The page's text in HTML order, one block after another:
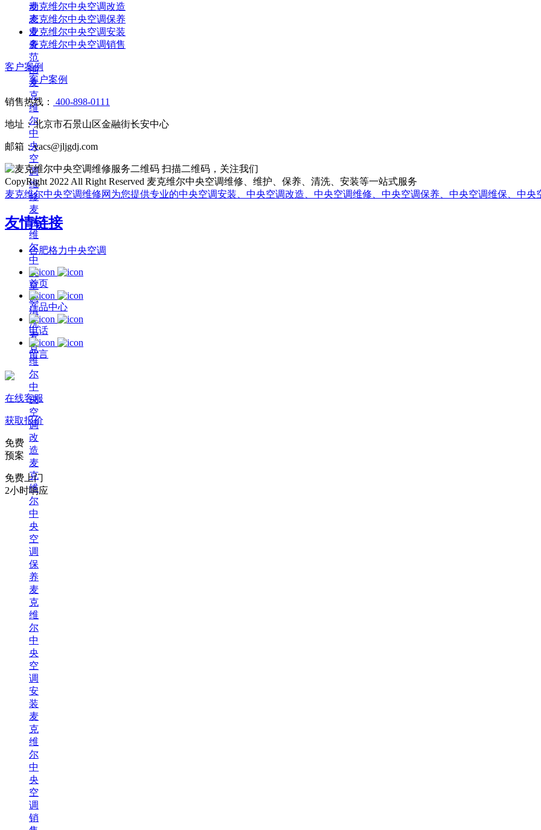
动
态
业
务
范
围
麦
克
维
尔
中
央
空
调
维
修
麦
克
维
尔
中
央
空
调
清
洗
麦
克
维
尔
中
央
空
调
改
造
麦
克
维
尔
中
央
空
调
保
养
麦
克
维
尔
中
央
空
调
安
装
麦
克
维
尔
中
央
空
调
销
麦克维尔中央空调改造
麦克维尔中央空调保养
麦克维尔中央空调安装
麦克维尔中央空调销售
客户案例
客户案例
销售热线： 400-898-0111
地址：北京市石景山区金融街长安中心
邮箱：yacs@jljgdj.com
扫描二维码，关注我们
CopyRight 2022 All Right Reserved 麦克维尔中央空调维修、维护、保养、清洗、安装等一站式服务
麦克维尔中央空调维修网为您提供专业的中央空调安装、中央空调改造、中央空调维修、中央空调保养、中央空调维保、中央
友情链接
合肥格力中央空调
首页
产品中心
电话
留言
在线客服
获取报价
免费
预案
免费上门
2小时响应